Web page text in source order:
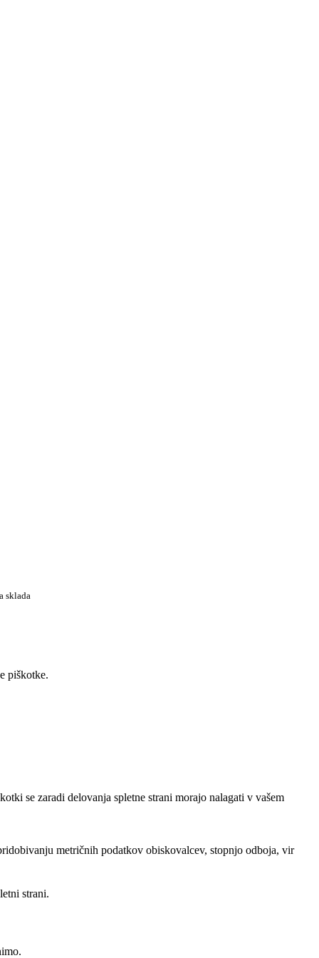
sklada
piškotke.
se zaradi delovanja spletne strani morajo nalagati v vašem
metričnih podatkov obiskovalcev, stopnjo odboja, vir
strani.